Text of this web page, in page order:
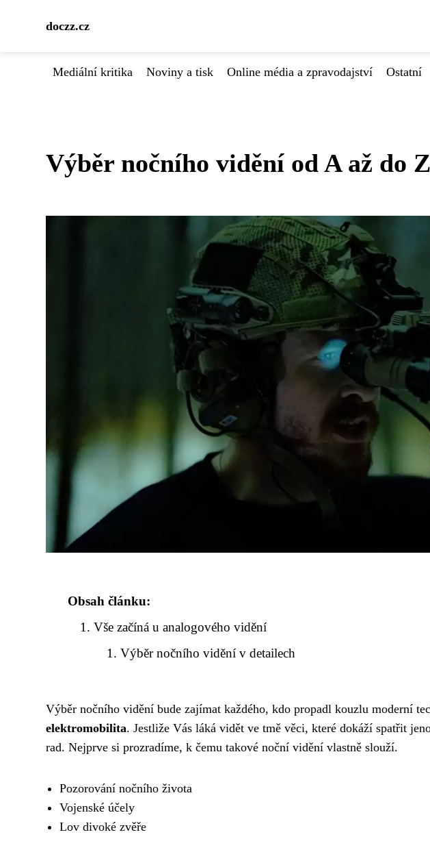
doczz.cz
Mediální kritika Noviny a tisk Online média a zpravodajství Ostatní
Výběr nočního vidění od A až do Z
Obsah článku:
Vše začíná u analogového vidění
Výběr nočního vidění v detailech
Výběr nočního vidění bude zajímat každého, kdo propadl kouzlu moderní
elektromobilita. Jestliže Vás láká vidět ve tmě věci, které dokáží spatřit
rad. Nejprve si prozradíme, k čemu takové noční vidění vlastně slouží.
Pozorování nočního života
Vojenské účely
Lov divoké zvěře